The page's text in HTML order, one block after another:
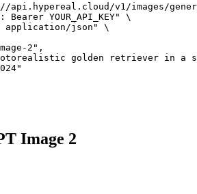
api.hypereal.cloud/v1/images/
Bearer YOUR_API_KEY" \
application/json" \
2",
golden retriever in a
Image 2